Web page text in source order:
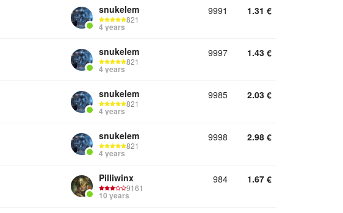
snukelem
821
4 years
9991 1.31 €
snukelem
821
4 years
9997 1.43 €
snukelem
821
4 years
9985 2.03 €
snukelem
821
4 years
9998 2.98 €
Pilliwinx
9161
10 years
984 1.67 €